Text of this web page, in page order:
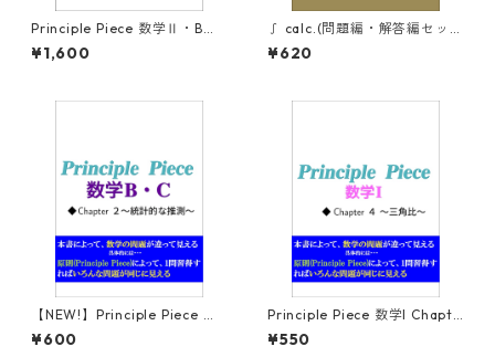
Principle Piece 数学Ⅱ・B
(+ベクトル) ～精選問題集～
¥1,600
∫ calc.(問題編・解答編セッ
ト)
¥620
【NEW!】Principle Piece 数
学B・C Chapter2～統計的な
推測～
¥600
Principle Piece 数学I Chapte
r4～三角比～
¥550